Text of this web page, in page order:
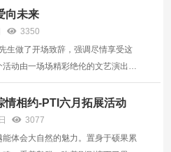
司文化的体现。12月9日下午PTI的小
的下午茶时间，瓜果飘香、茶水清
向未来
3350
生做了开场致辞，强调尽情享受这
动由一场场精彩绝伦的文艺演出拉
心准备的歌舞、小品、脱口秀等节
。每个节目背后都是团队的默契合
庭的凝聚力和创造力。 ...
情相约-PTI六月拓展活动
3077
体会大自然的魅力。置身于硕果累